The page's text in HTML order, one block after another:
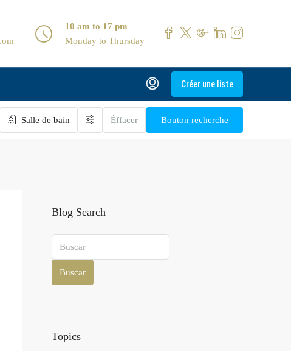
10 am to 17 pm
Monday to Thursday
Créer une liste
Salle de bain Éffacer Bouton recherche
Blog Search
Buscar
Topics